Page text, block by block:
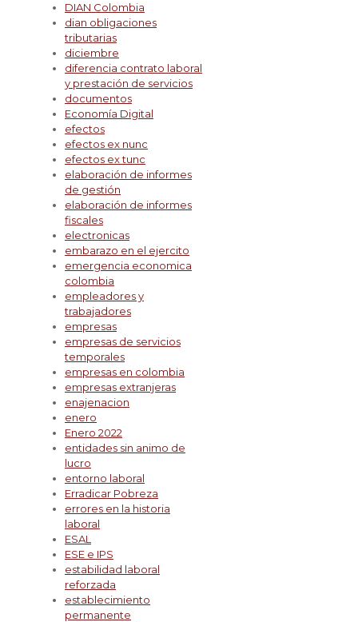
DIAN Colombia
dian obligaciones
tributarias
diciembre
diferencia contrato laboral
y prestación de servicios
documentos
Economía Digital
efectos
efectos ex nunc
efectos ex tunc
elaboración de informes
de gestión
elaboración de informes
fiscales
electronicas
embarazo en el ejercito
emergencia economica
colombia
empleadores y
trabajadores
empresas
empresas de servicios
temporales
empresas en colombia
empresas extranjeras
enajenacion
enero
Enero 2022
entidades sin animo de
lucro
entorno laboral
Erradicar Pobreza
errores en la historia
laboral
ESAL
ESE e IPS
estabilidad laboral
reforzada
establecimiento
permanente